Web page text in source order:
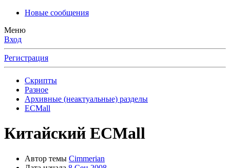
Новые сообщения
Меню
Вход
Регистрация
Скрипты
Разное
Архивные (неактуальные) разделы
ECMall
Китайский ECMall
Автор темы Cimmerian